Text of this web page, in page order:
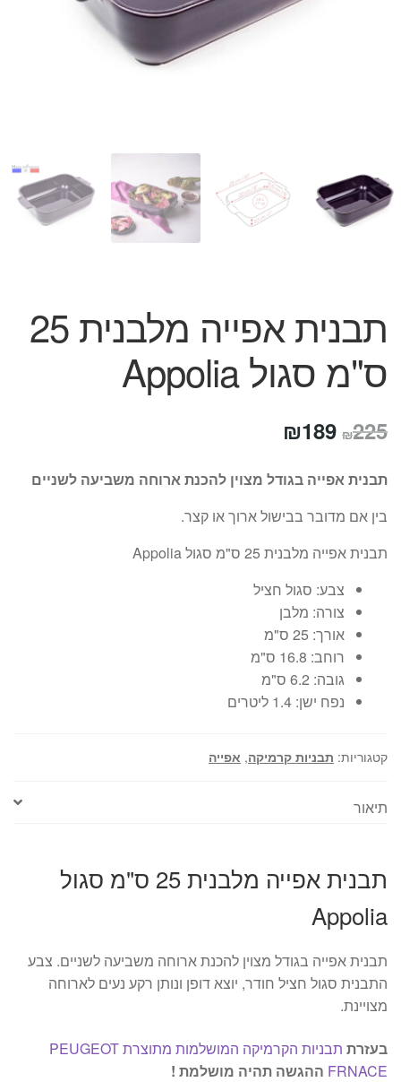
המותגים שלנו
תשלום
תבנית אפייה מלבנית 25
ס"מ סגול Appolia
₪225 המחיר
היה:
₪225.
₪189
הוא:
₪189.
תבנית אפייה בגודל מצוין להכנת ארוחה משביעה לשניים
בין אם מדובר בבישול ארוך או קצר.
תבנית אפייה מלבנית 25 ס"מ סגול Appolia
צבע: סגול חציל
צורה: מלבן
אורך: 25 ס"מ
רוחב: 16.8 ס"מ
גובה: 6.2 ס"מ
נפח ישן: 1.4 ליטרים
קטגוריות: תבניות קרמיקה, אפייה
תיאור
תבנית אפייה מלבנית 25 ס"מ סגול
Appolia
תבנית אפייה בגודל מצוין להכנת ארוחה משביעה לשניים. צבע
התבנית סגול חציל חודר, יוצא דופן ונותן רקע נעים לארוחה
מצויינת.
בעזרת
תבניות הקרמיקה המושלמות מתוצרת PEUGEOT
FRNACE ההגשה תהיה מושלמת !